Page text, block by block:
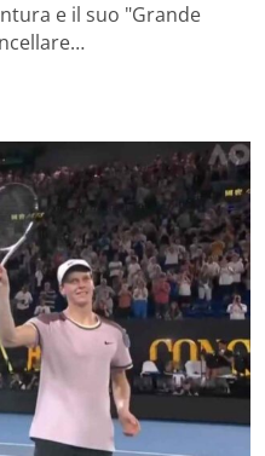
e il suo "Grande